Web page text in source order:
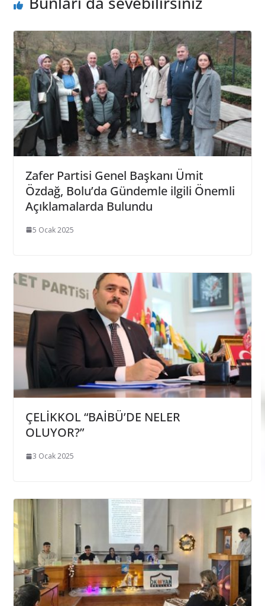
Zafer Partisi Genel Başkanı Ümit
Özdağ, Bolu’da Gündemle ilgili Önemli
Açıklamalarda Bulundu
5 Ocak 2025
ÇELİKKOL “BAİBÜ’DE NELER
OLUYOR?”
3 Ocak 2025